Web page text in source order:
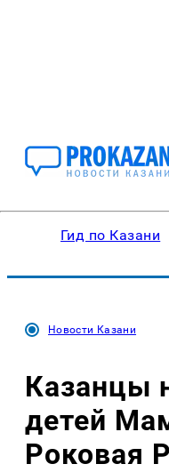
Гид по Казани
Новости Казани
Казанцы
детей
Роковая